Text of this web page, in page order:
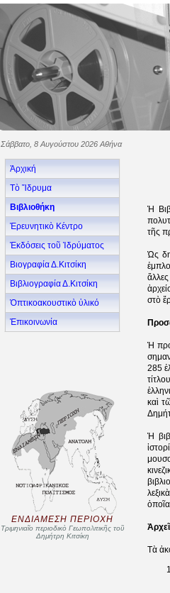
Σάββατο, 8 Αυγούστου 2026 Αθήνα
Ἡ
τῆς
Ὡς
στὸ
Ἡ
285
καὶ
Ἡ
Τὰ
Ἀρχική
Τὸ Ἵδρυμα
Βιβλιοθήκη
Ἐρευνητικὸ Κέντρο
Ἐκδόσεις τοῦ Ἱδρύματος
Βιογραφία Δ.Κιτσίκη
Βιβλιογραφία Δ.Κιτσίκη
Ὁπτικοακουστικὸ ὑλικό
Ἐπικοινωνία
ΕΝΔΙΑΜΕΣΗ ΠΕΡΙΟΧΗ
Τριμηνιαῖο περιοδικὸ Γεωπολιτικῆς τοῦ
Δημήτρη Κιτσίκη